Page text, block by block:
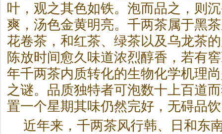
叶，观之其色如铁。泡而品之，则
爽，汤色金黄明亮。千两茶属于黑茶
花卷茶，和红茶、绿茶以及乌龙茶
陈放时间愈久味道浓烈醇香，若有
年千两茶内质转化的生物化学机理
之谜。品质独特者可泡数十上百道
置一个星期其味仍然完好，无碍品
近年来，千两茶风行韩、日和东